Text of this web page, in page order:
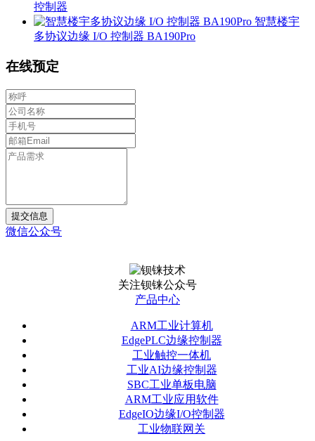
控制器
智慧楼宇
多协议边缘 I/O 控制器 BA190Pro
在线预定
提交信息
微信公众号
关注钡铼公众号
产品中心
ARM工业计算机
EdgePLC边缘控制器
工业触控一体机
工业AI边缘控制器
SBC工业单板电脑
ARM工业应用软件
EdgeIO边缘I/O控制器
工业物联网关